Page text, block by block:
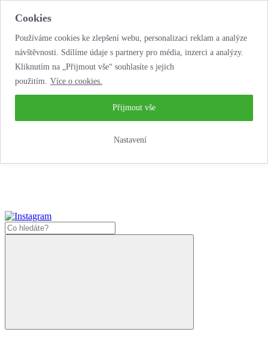
Cookies
Používáme cookies ke zlepšení webu, personalizaci reklam a analýze
návštěvnosti. Sdílíme údaje s partnery pro média, inzerci a analýzy.
Kliknutím na „Přijmout vše“ souhlasíte s jejich
použitím. Více o cookies.
Nastavení
Přijmout vše
…neobyčejná půjčovna motorek!